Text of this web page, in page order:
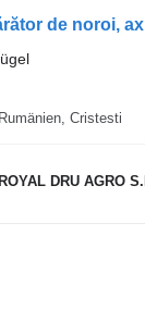
Rumänien, Cristesti
DRU AGRO